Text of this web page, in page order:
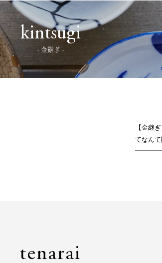
kintsugi
- 金継ぎ -
【金継
てなん
tenarai